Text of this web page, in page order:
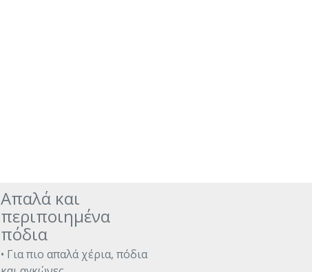
Απαλά και
περιποιημένα
πόδια
• Για πιο απαλά χέρια, πόδια